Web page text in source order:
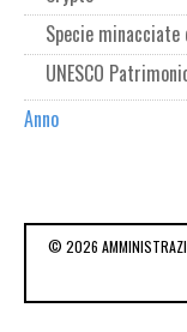
Specie minacciate
UNESCO
Anno
© 2026